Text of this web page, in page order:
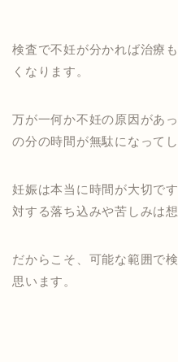
検査で不妊が分かれば治療
くなります。
万が一何か不妊の原因があ
の分の時間が無駄になってし
妊娠は本当に時間が大切で
対する落ち込みや苦しみは想
だからこそ、可能な範囲で
思います。